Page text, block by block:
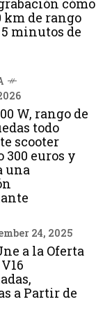
cómo
km de rango
minutos de
W, rango de
todo
scooter
300 euros y
una
24, 2025
a la Oferta
a Partir de